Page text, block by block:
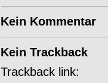
Kein Kommentar
Kein Trackback
Trackback link: